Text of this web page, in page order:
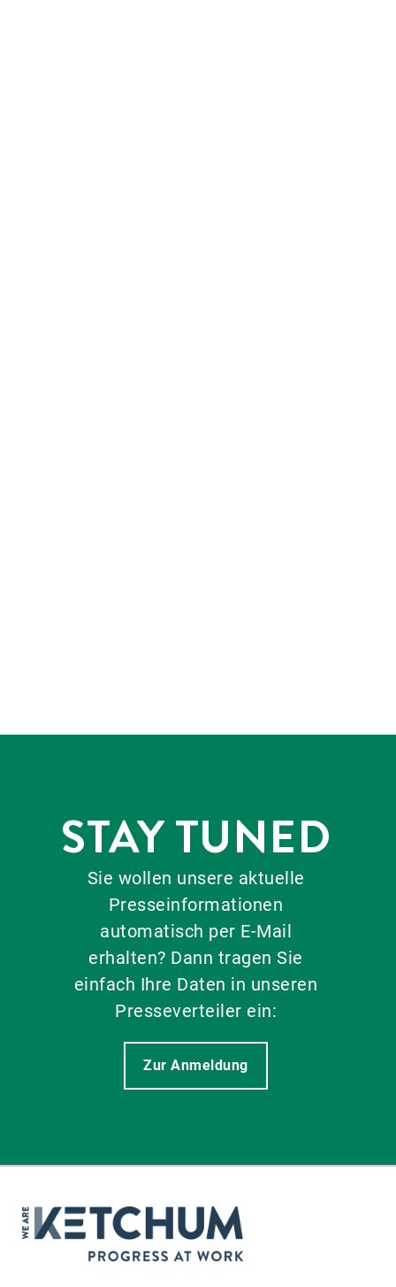
STAY TUNED
Sie wollen unsere aktuelle
Presseinformationen
automatisch per E-Mail
erhalten? Dann tragen Sie
einfach Ihre Daten in unseren
Presseverteiler ein:
Zur Anmeldung